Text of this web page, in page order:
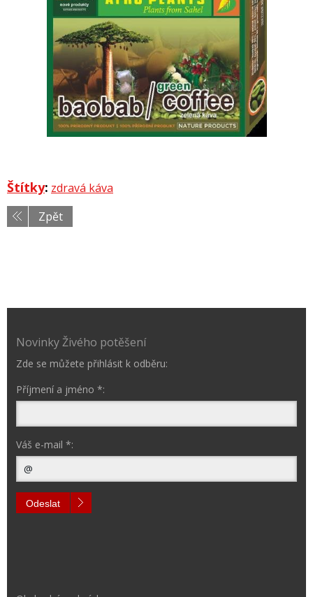
Štítky: zdravá káva
Zpět
Novinky Živého potěšení
Zde se můžete přihlásit k odběru:
Příjmení a jméno *:
Váš e-mail *:
Odeslat